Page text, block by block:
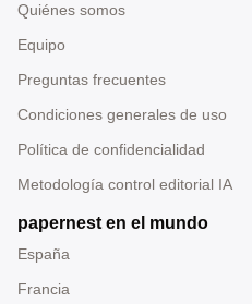
Quiénes somos
Equipo
Preguntas frecuentes
Condiciones generales de uso
Política de confidencialidad
Metodología control editorial IA
papernest en el mundo
España
Francia